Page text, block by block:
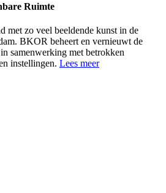
Ruimte
met zo veel beeldende kunst in de
BKOR beheert en vernieuwt de
samenwerking met betrokken
instellingen. Lees meer